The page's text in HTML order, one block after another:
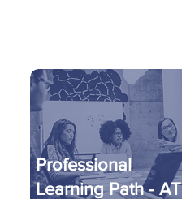
Professional
Learning Path - AT